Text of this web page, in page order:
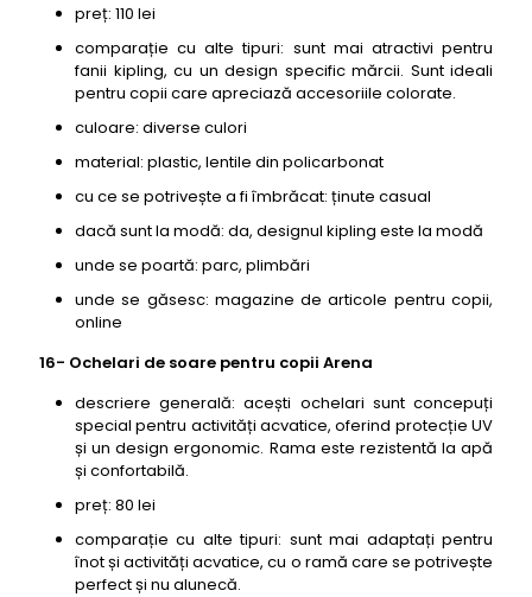
preț: 110 lei
comparație cu alte tipuri: sunt mai atractivi pentru
fanii kipling, cu un design specific mărcii. Sunt ideali
pentru copii care apreciază accesoriile colorate.
culoare: diverse culori
material: plastic, lentile din policarbonat
cu ce se potrivește a fi îmbrăcat: ținute casual
dacă sunt la modă: da, designul kipling este la modă
unde se poartă: parc, plimbări
unde se găsesc: magazine de articole pentru copii,
online
16- Ochelari de soare pentru copii Arena
descriere generală: acești ochelari sunt concepuți
special pentru activități acvatice, oferind protecție UV
și un design ergonomic. Rama este rezistentă la apă
și confortabilă.
preț: 80 lei
comparație cu alte tipuri: sunt mai adaptați pentru
înot și activități acvatice, cu o ramă care se potrivește
perfect și nu alunecă.